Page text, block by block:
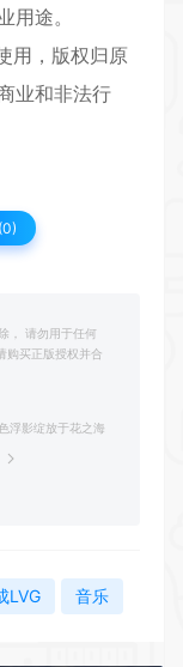
用途。
用，版权归原
业和非法行
0)
， 请勿用于任何
购买正版授权并合
浮影绽放于花之海
LVG 音乐